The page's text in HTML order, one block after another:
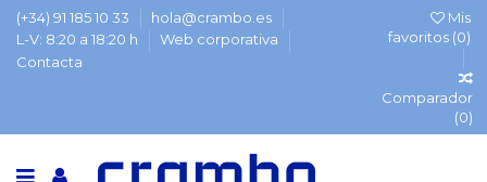
(+34) 91 185 10 33
hola@crambo.es
L-V: 8:20 a 18:20 h
Web corporativa
Contacta
Mis
favoritos (0)
Comparador
(0)